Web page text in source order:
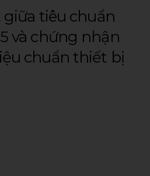
giữa tiêu chuẩn
và chứng nhận
chuẩn thiết bị